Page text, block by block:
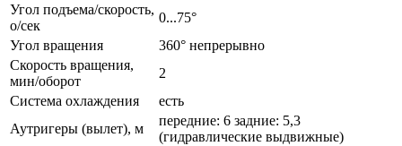
Угол подъема/скорость,
о/сек
0...75°
Угол вращения
360° непрерывно
Скорость вращения,
мин/оборот
2
Система охлаждения
есть
Аутригеры (вылет), м
передние: 6 задние: 5,3
(гидравлические выдвижные)